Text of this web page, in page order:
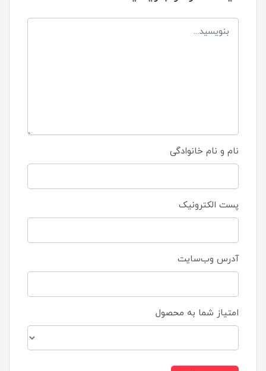
نام و نام خانوادگی
پست الکترونیک
آدرس وب‌سایت
امتیاز شما به محصول